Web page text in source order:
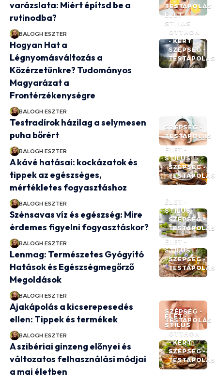
TESTÁPOLÁS
varázslata: Miért építsd be a
rutinodba?
BALOGH ESZTER
ÉLET -
STÍLUS
OTTHON
- KERT
SZÉPSÉG -
TESTÁPOLÁS
Hogyan Hat a
Légnyomásváltozás a
Közérzetünkre? Tudományos
Magyarázat a
Frontérzékenységre
BALOGH ESZTER
SZÉPSÉG -
TESTÁPOLÁS
Testradírok házilag a selymesen
puha bőrért
BALOGH ESZTER
ÉLET -
STÍLUS
SZÉPSÉG -
TESTÁPOLÁS
A kávé hatásai: kockázatok és
tippek az egészséges,
mértékletes fogyasztáshoz
BALOGH ESZTER
ÉLET -
STÍLUS
SZÉPSÉG -
TESTÁPOLÁS
Szénsavas víz és egészség: Mire
érdemes figyelni fogyasztáskor?
BALOGH ESZTER
ÉLET -
STÍLUS
SZÉPSÉG -
TESTÁPOLÁS
Lenmag: Természetes Gyógyító
Hatások és Egészségmegőrző
Megoldások
BALOGH ESZTER
SZÉPSÉG -
TESTÁPOLÁS
Ajakápolás a kicserepesedés
ellen: Tippek és termékek
BALOGH ESZTER
ÉLET -
STÍLUS
OTTHON
- KERT
SZÉPSÉG -
TESTÁPOLÁS
A szibériai ginzeng előnyei és
változatos felhasználási módjai
a mai életben